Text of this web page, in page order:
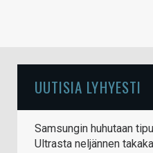
UUTISIA LYHYESTI
Samsungin huhutaan
Ultrasta neljännen